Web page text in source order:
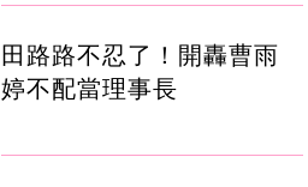
田路路不忍了！開轟曹雨
婷不配當理事長